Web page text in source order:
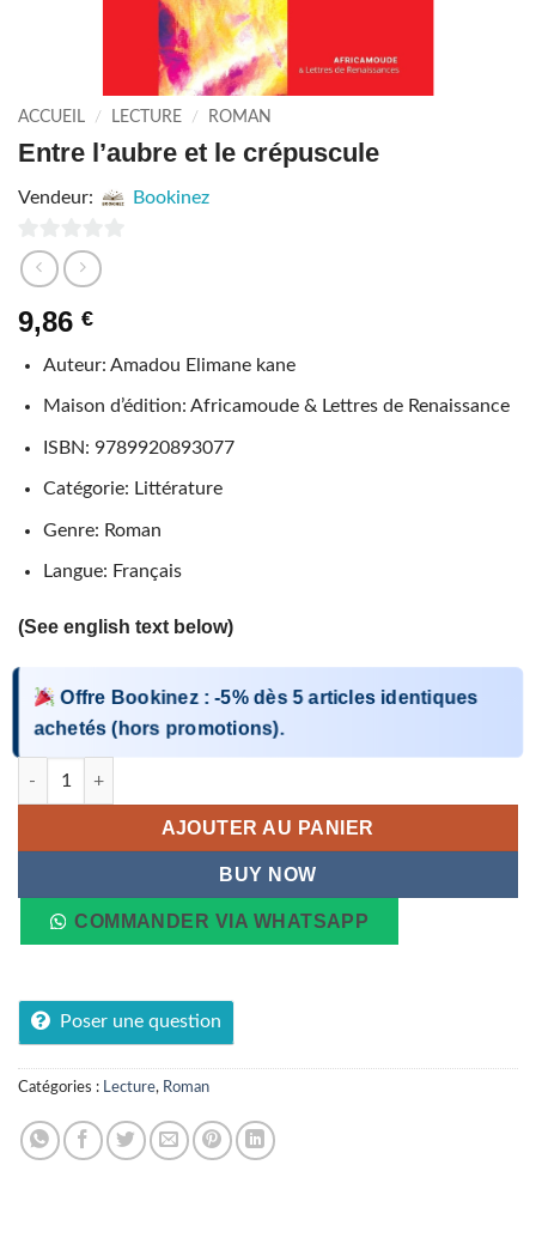
ACCUEIL / LECTURE / ROMAN
Entre l’aubre et le crépuscule
Vendeur: Bookinez
0
sur
5
9,86 €
Auteur: Amadou Elimane kane
Maison d’édition: Africamoude & Lettres de Renaissance
ISBN: 9789920893077
Catégorie: Littérature
Genre: Roman
Langue: Français
(See english text below)
Offre Bookinez: -5%dès5 articles identiques
achetés (hors promotions).
AJOUTER AU PANIER
BUY NOW
COMMANDER VIA WHATSAPP
Poser une question
Catégories : Lecture, Roman